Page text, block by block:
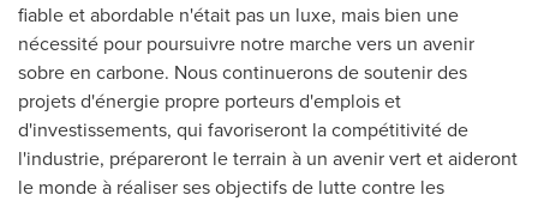
fiable et abordable n'était pas un luxe, mais bien une
nécessité pour poursuivre notre marche vers un avenir
sobre en carbone. Nous continuerons de soutenir des
projets d'énergie propre porteurs d'emplois et
d'investissements, qui favoriseront la compétitivité de
l'industrie, prépareront le terrain à un avenir vert et aideront
le monde à réaliser ses objectifs de lutte contre les